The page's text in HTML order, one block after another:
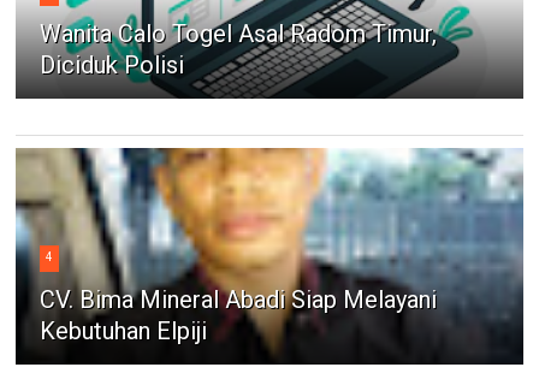
Wanita Calo Togel Asal Radom Timur,
Diciduk Polisi
4
CV. Bima Mineral Abadi Siap Melayani
Kebutuhan Elpiji